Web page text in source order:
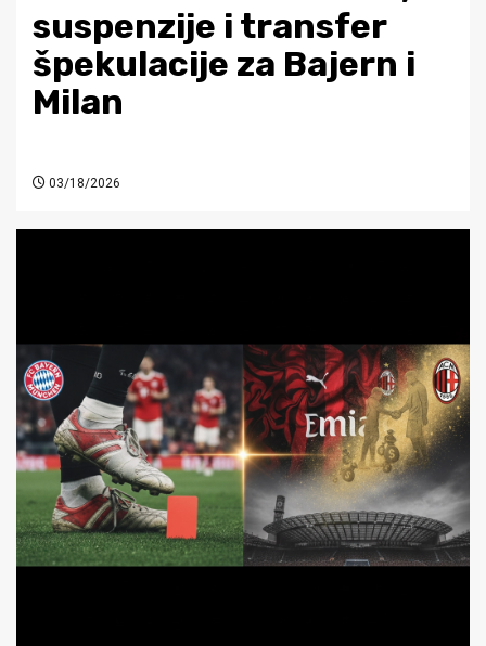
suspenzije i transfer
špekulacije za Bajern i
Milan
03/18/2026